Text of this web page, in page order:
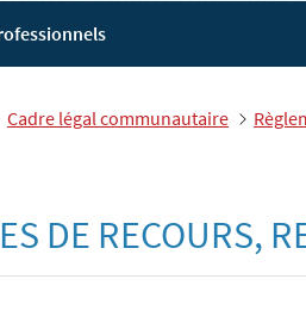
Cadre légal communautaire
DE RECOURS,